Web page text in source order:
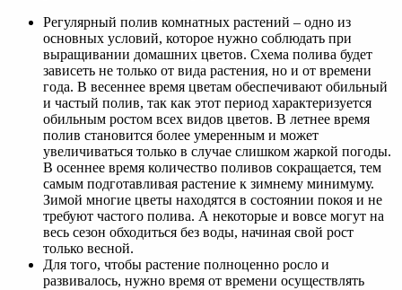
Регулярный полив комнатных растений – одно из
основных условий, которое нужно соблюдать при
выращивании домашних цветов. Схема полива будет
зависеть не только от вида растения, но и от времени
года. В весеннее время цветам обеспечивают обильный
и частый полив, так как этот период характеризуется
обильным ростом всех видов цветов. В летнее время
полив становится более умеренным и может
увеличиваться только в случае слишком жаркой погоды.
В осеннее время количество поливов сокращается, тем
самым подготавливая растение к зимнему минимуму.
Зимой многие цветы находятся в состоянии покоя и не
требуют частого полива. А некоторые и вовсе могут на
весь сезон обходиться без воды, начиная свой рост
только весной.
Для того, чтобы растение полноценно росло и
развивалось, нужно время от времени осуществлять